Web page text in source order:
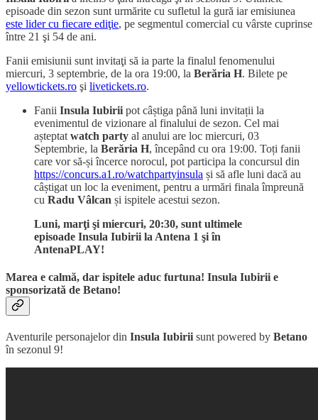
episoade din sezon sunt urmărite cu sufletul la gură iar emisiunea
este lider cu fiecare ediţie, pe segmentul comercial cu vârste cuprinse
între 21 şi 54 de ani.
Fanii emisiunii sunt invitaţi să ia parte la finalul fenomenului
miercuri, 3 septembrie, de la ora 19:00, la Berăria H. Bilete pe
yellowtickets.ro şi livetickets.ro.
Fanii Insula Iubirii pot câștiga până luni invitații la
evenimentul de vizionare al finalului de sezon. Cel mai
așteptat watch party al anului are loc miercuri, 03
Septembrie, la Berăria H, începând cu ora 19:00. Toți fanii
care vor să-și încerce norocul, pot participa la concursul din
https://concurs.a1.ro/watchpartyinsula și să afle luni dacă au
câștigat un loc la eveniment, pentru a urmări finala împreună
cu Radu Vâlcan și ispitele acestui sezon.
Luni, marţi şi miercuri, 20:30, sunt ultimele
episoade Insula Iubirii la Antena 1 şi în
AntenaPLAY!
Marea e calmă, dar ispitele aduc furtuna! Insula Iubirii e
sponsorizată de Betano!
Aventurile personajelor din Insula Iubirii sunt powered by Betano
în sezonul 9!